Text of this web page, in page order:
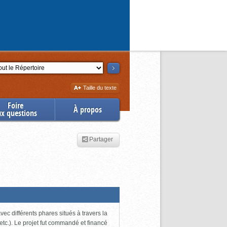
Augmenter
la
Taille du texte
Foire
questions À propos
Partager
différents phares situés à travers la
Le projet fut commandé et financé